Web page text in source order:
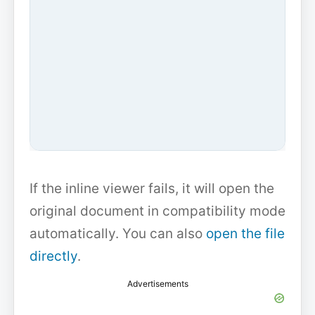
If the inline viewer fails, it will open the
original document in compatibility mode
automatically. You can also open the file
directly.
Advertisements